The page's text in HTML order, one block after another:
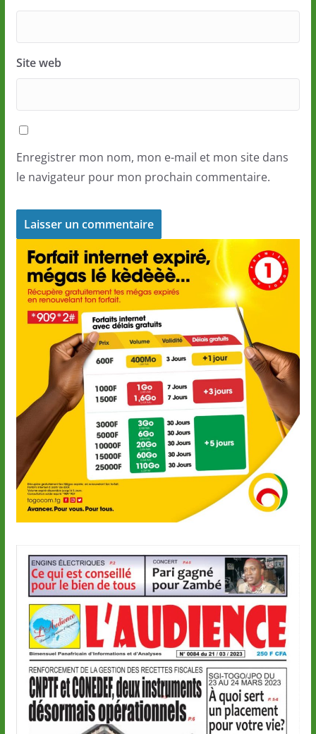
Site web
Enregistrer mon nom, mon e-mail et mon site dans
le navigateur pour mon prochain commentaire.